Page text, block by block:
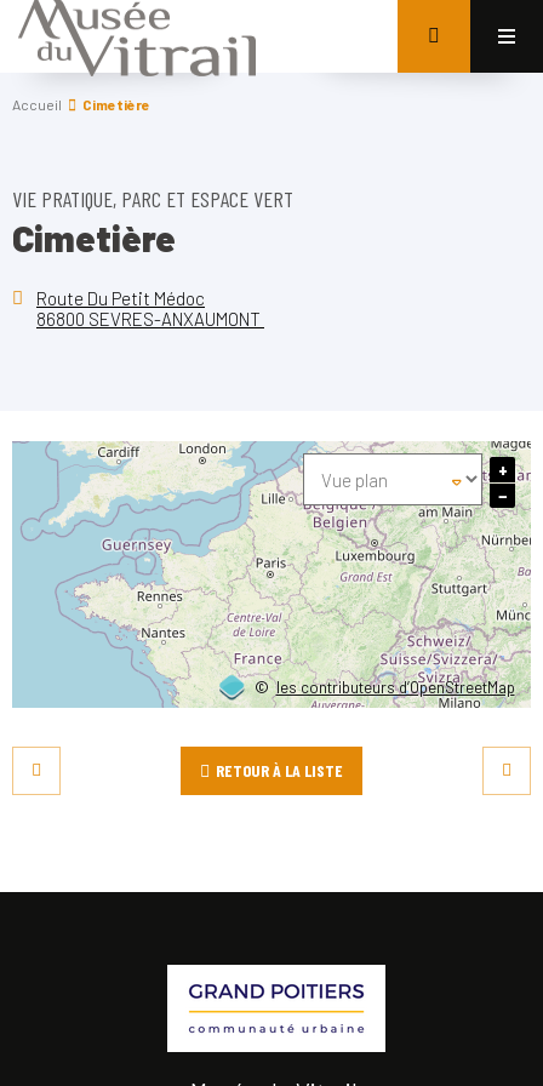
Accueil Cimetière
VIE PRATIQUE, PARC ET ESPACE VERT
Cimetière
Route Du Petit Médoc
86800 SEVRES-ANXAUMONT
©les contributeurs d’OpenStreetMap
+
−
RETOUR À LA LISTE